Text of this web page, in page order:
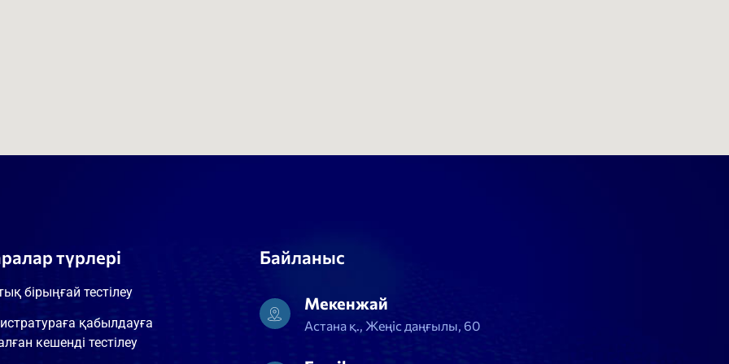
түрлері
бірыңғай тестілеу
қабылдауға
кешенді тестілеу
Байланыс
Мекенжай
Астана қ., Жеңіс даңғылы, 60